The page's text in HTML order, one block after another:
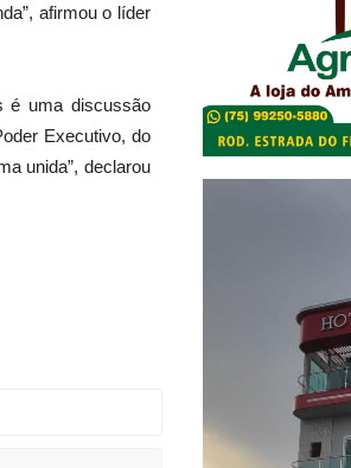
afirmou o líder
é uma discussão
Executivo, do
unida”, declarou